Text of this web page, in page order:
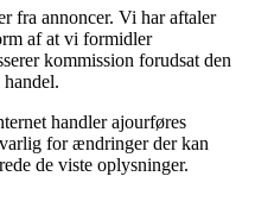
fra annoncer. Vi har aftaler
af at vi formidler
kommission forudsat den
handler ajourføres
for ændringer der kan
de viste oplysninger.